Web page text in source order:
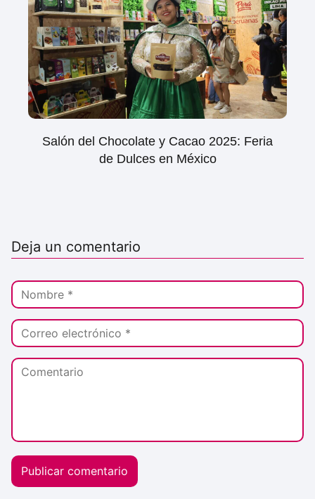
Salón del Chocolate y Cacao 2025: Feria
de Dulces en México
Deja un comentario